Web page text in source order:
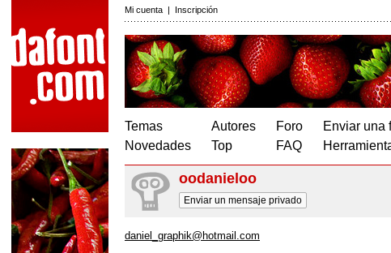
Mi cuenta | Inscripción
Temas
Novedades
Autores
Top
Foro
FAQ
Enviar una
oodanieloo
Enviar un mensaje privado
daniel_graphik@hotmail.com